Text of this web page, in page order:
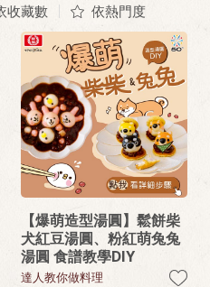
收藏數 依熱門度
【爆萌造型湯圓】鬆餅柴
犬紅豆湯圓、粉紅萌兔兔
湯圓 食譜教學DIY
達人教你做料理